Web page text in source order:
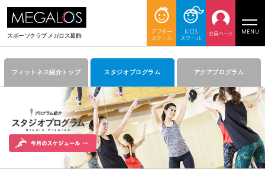
スポーツクラブメガロス葛飾
MENU
フィットネス紹介トップ スタジオプログラム アクアプログラム